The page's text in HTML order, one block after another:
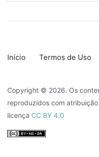
Início Termos de Uso
Copyright © 2026. Os
reproduzidos com
licença CC BY 4.0